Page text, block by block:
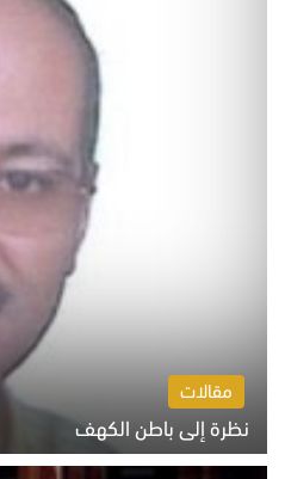
مقالات
نظرة إلى باطن الكهف
السبت 8 أغسطس 2026 11:04 ص